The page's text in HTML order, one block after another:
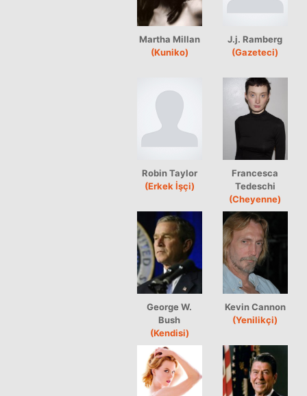
Martha Millan
(Kuniko)
J.j. Ramberg
(Gazeteci)
Robin Taylor
(Erkek İşçi)
Francesca
Tedeschi
(Cheyenne)
George W.
Bush
(Kendisi)
Kevin Cannon
(Yenilikçi)